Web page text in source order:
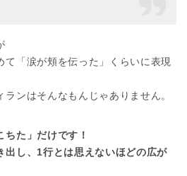
て「涙が頬を伝った」くらいに表現
ンはそんなもんじゃありません。
ちた」だけです！
出し、1行とは思えないほどの広が